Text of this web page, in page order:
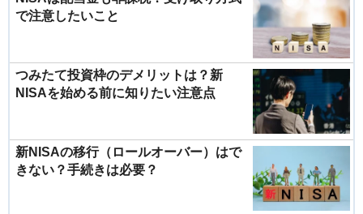
で注意したいこと
つみたて投資枠のデメリットは？新
NISAを始める前に知りたい注意点
新NISAの移行（ロールオーバー）はで
きない？手続きは必要？